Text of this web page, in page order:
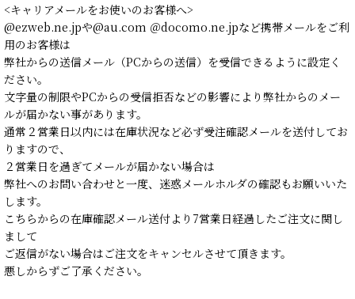
<キャリアメールをお使いのお客様へ>
@ezweb.ne.jpや@au.com ＠docomo.ne.jpなど携帯メールをご利
用のお客様は
弊社からの送信メール（PCからの送信）を受信できるように設定く
ださい。
文字量の制限やPCからの受信拒否などの影響により弊社からのメー
ルが届かない事があります。
通常２営業日以内には在庫状況など必ず受注確認メールを送付してお
りますので、
２営業日を過ぎてメールが届かない場合は
弊社へのお問い合わせと一度、迷惑メールホルダの確認もお願いいた
します。
こちらからの在庫確認メール送付より7営業日経過したご注文に関し
まして
ご返信がない場合はご注文をキャンセルさせて頂きます。
悪しからずご了承ください。